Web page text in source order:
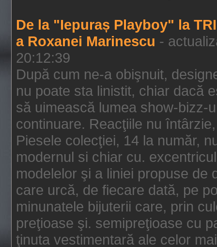
De la "Iepuraș Playboy" la
a Roxanei Marinescu -
20:12:39
După cum ne-a obişnuit,
nu poate sta linistit, chiar dacă
să uimească lumea show-bizz-
continuare. Reacţiile nu
Piesele colecţiei, 14 la număr,
modernul si chiar cu.
modelelor şi a liniei propuse de
care urcă, de fiecare dată, pe
minunatele bijuterii care, prin
preţioase şi. semipreţioase cu
ţinuta vestimentară ale celor